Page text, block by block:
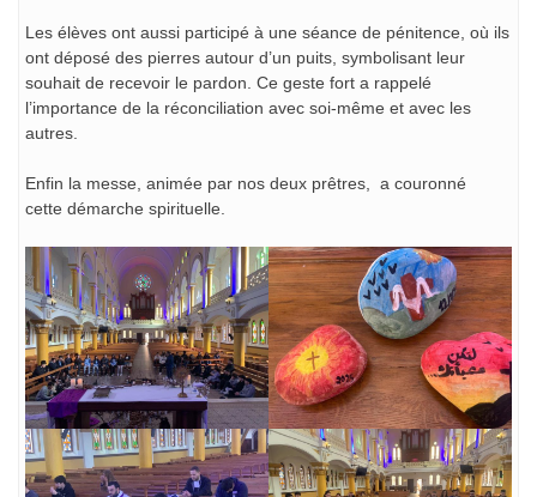
Les élèves ont aussi participé à une séance de pénitence, où ils
ont déposé des pierres autour d’un puits, symbolisant leur
souhait de recevoir le pardon. Ce geste fort a rappelé
l’importance de la réconciliation avec soi-même et avec les
autres.
Enfin la messe, animée par nos deux prêtres, a couronné
cette démarche spirituelle.